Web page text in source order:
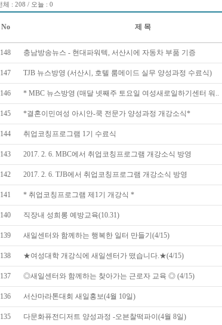
체 : 208 / 오늘 : 0
No 제 목
148 충남방송뉴스 - 현대파워텍, 서산시에 자동차 부품 기증
147 TJB 뉴스방영 (서산시, 호텔 룸메이드 실무 양성과정 수료식)
146 * MBC 뉴스방영 (매달 넷째주 토요일 여성새로일하기센터 워..
145 *결혼이민여성 아시안-쿡 전문가 양성과정 개강소식*
144 취업코칭프로그램 1기 수료식
143 2017. 2. 6. MBC에서 취업코칭프로그램 개강소식 방영
142 2017. 2. 6. TJB에서 취업코칭프로그램 개강소식 방영
141 * 취업코칭프로그램 제1기 개강식 *
140 직장내 성희롱 예방교육(10.31)
139 새일센터와 함께하는 행복한 일터 만들기(4/15)
138 ★여성대학 개강식에 새일센터가 떴습니다.★(4/15)
137 ◎새일센터와 함께하는 찾아가는 근로자 교육 ◎ (4/15)
136 서산마라톤대회 새일홍보(4월 10일)
135 다문화퓨전디저트 양성과정 -오븐찰떡파이(4월 8일)